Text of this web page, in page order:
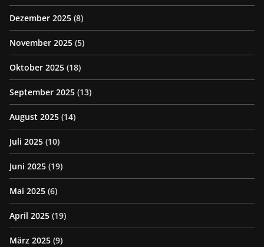
Dezember 2025 (8)
November 2025 (5)
Oktober 2025 (18)
September 2025 (13)
August 2025 (14)
Juli 2025 (10)
Juni 2025 (19)
Mai 2025 (6)
April 2025 (19)
März 2025 (9)